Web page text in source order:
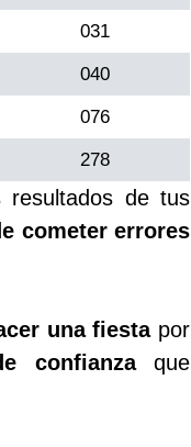
031
040
076
278
resultados de tus
cometer errores
una fiestapor
confianzaque